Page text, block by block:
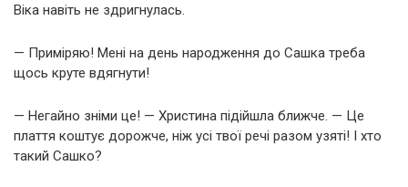
Віка навіть не здригнулась.
— Приміряю! Мені на день народження до Сашка треба
щось круте вдягнути!
— Негайно зніми це! — Христина підійшла ближче. — Це
плаття коштує дорожче, ніж усі твої речі разом узяті! І хто
такий Сашко?